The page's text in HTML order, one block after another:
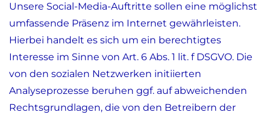
Unsere Social-Media-Auftritte sollen eine möglichst
umfassende Präsenz im Internet gewährleisten.
Hierbei handelt es sich um ein berechtigtes
Interesse im Sinne von Art. 6 Abs. 1 lit. f DSGVO. Die
von den sozialen Netzwerken initiierten
Analyseprozesse beruhen ggf. auf abweichenden
Rechtsgrundlagen, die von den Betreibern der